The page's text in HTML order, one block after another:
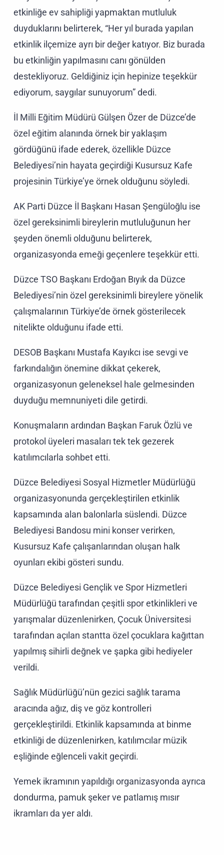
etkinliğe ev sahipliği yapmaktan mutluluk
duyduklarını belirterek, “Her yıl burada yapılan
etkinlik ilçemize ayrı bir değer katıyor. Biz burada
bu etkinliğin yapılmasını canı gönülden
destekliyoruz. Geldiğiniz için hepinize teşekkür
ediyorum, saygılar sunuyorum” dedi.
İl Milli Eğitim Müdürü Gülşen Özer de Düzce’de
özel eğitim alanında örnek bir yaklaşım
gördüğünü ifade ederek, özellikle Düzce
Belediyesi’nin hayata geçirdiği Kusursuz Kafe
projesinin Türkiye’ye örnek olduğunu söyledi.
AK Parti Düzce İl Başkanı Hasan Şengüloğlu ise
özel gereksinimli bireylerin mutluluğunun her
şeyden önemli olduğunu belirterek,
organizasyonda emeği geçenlere teşekkür etti.
Düzce TSO Başkanı Erdoğan Bıyık da Düzce
Belediyesi’nin özel gereksinimli bireylere yönelik
çalışmalarının Türkiye’de örnek gösterilecek
nitelikte olduğunu ifade etti.
DESOB Başkanı Mustafa Kayıkcı ise sevgi ve
farkındalığın önemine dikkat çekerek,
organizasyonun geleneksel hale gelmesinden
duyduğu memnuniyeti dile getirdi.
Konuşmaların ardından Başkan Faruk Özlü ve
protokol üyeleri masaları tek tek gezerek
katılımcılarla sohbet etti.
Düzce Belediyesi Sosyal Hizmetler Müdürlüğü
organizasyonunda gerçekleştirilen etkinlik
kapsamında alan balonlarla süslendi. Düzce
Belediyesi Bandosu mini konser verirken,
Kusursuz Kafe çalışanlarından oluşan halk
oyunları ekibi gösteri sundu.
Düzce Belediyesi Gençlik ve Spor Hizmetleri
Müdürlüğü tarafından çeşitli spor etkinlikleri ve
yarışmalar düzenlenirken, Çocuk Üniversitesi
tarafından açılan stantta özel çocuklara kağıttan
yapılmış sihirli değnek ve şapka gibi hediyeler
verildi.
Sağlık Müdürlüğü’nün gezici sağlık tarama
aracında ağız, diş ve göz kontrolleri
gerçekleştirildi. Etkinlik kapsamında at binme
etkinliği de düzenlenirken, katılımcılar müzik
eşliğinde eğlenceli vakit geçirdi.
Yemek ikramının yapıldığı organizasyonda ayrıca
dondurma, pamuk şeker ve patlamış mısır
ikramları da yer aldı.